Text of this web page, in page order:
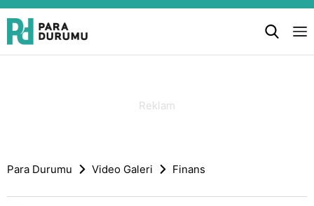
Para Durumu Video Galeri Finans